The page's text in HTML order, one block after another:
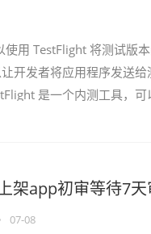
用 TestFlight 将测试版
开发者将应用程序发送
是一个内测工具，
架app初审等待7
07-08